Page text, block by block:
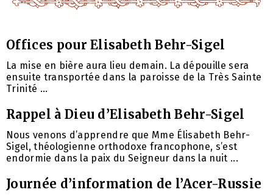
Offices pour Elisabeth Behr-Sigel
La mise en bière aura lieu demain. La dépouille sera
ensuite transportée dans la paroisse de la Très Sainte
Trinité ...
Rappel à Dieu d’Elisabeth Behr-Sigel
Nous venons d’apprendre que Mme Élisabeth Behr-
Sigel, théologienne orthodoxe francophone, s’est
endormie dans la paix du Seigneur dans la nuit ...
Journée d’information de l’Acer-Russie